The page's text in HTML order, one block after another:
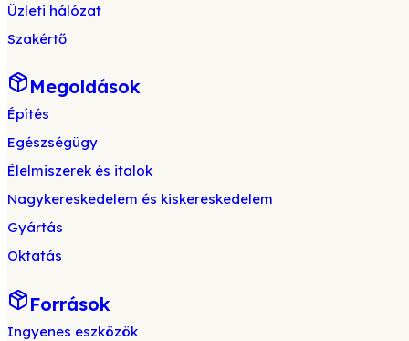
Üzleti hálózat
Szakértő
Megoldások
Építés
Egészségügy
Élelmiszerek és italok
Nagykereskedelem és kiskereskedelem
Gyártás
Oktatás
Források
Ingyenes eszközök